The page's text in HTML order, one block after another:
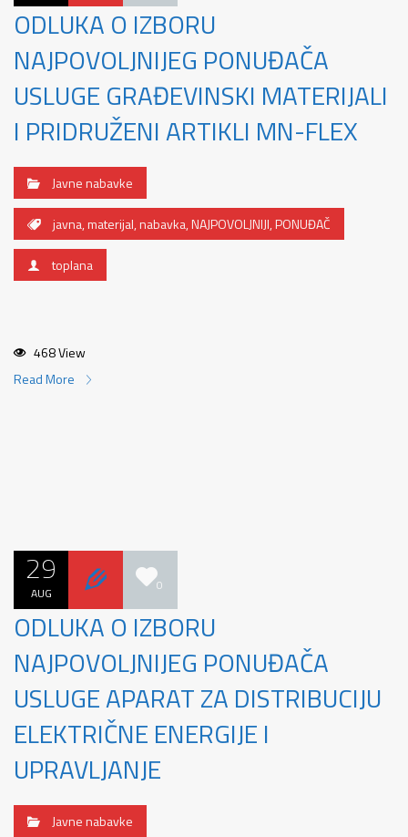
ODLUKA O IZBORU
NAJPOVOLJNIJEG PONUĐAČA
USLUGE GRAĐEVINSKI MATERIJALI
I PRIDRUŽENI ARTIKLI MN-FLEX
Javne nabavke
javna,materijal,nabavka,NAJPOVOLJNIJI,PONUĐAČ
toplana
468 View
Read More
29
AUG 0
ODLUKA O IZBORU
NAJPOVOLJNIJEG PONUĐAČA
USLUGE APARAT ZA DISTRIBUCIJU
ELEKTRIČNE ENERGIJE I
UPRAVLJANJE
Javne nabavke